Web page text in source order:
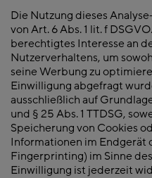
Die Nutzung dieses
von Art. 6 Abs. 1 lit. f
berechtigtes Interesse an
Nutzerverhaltens, um
seine Werbung zu
Einwilligung abgefragt
ausschließlich auf
und § 25 Abs. 1 TTDSG,
Speicherung von Cookies
Informationen im Endgerät
Fingerprinting) im Sinne
Einwilligung ist jederzeit